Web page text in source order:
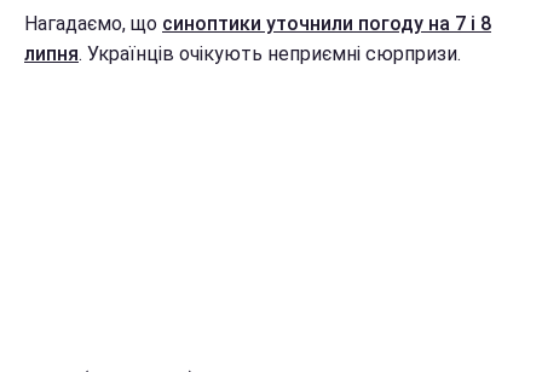
Нагадаємо, що синоптики уточнили погоду на 7 і 8
липня. Українців очікують неприємні сюрпризи.